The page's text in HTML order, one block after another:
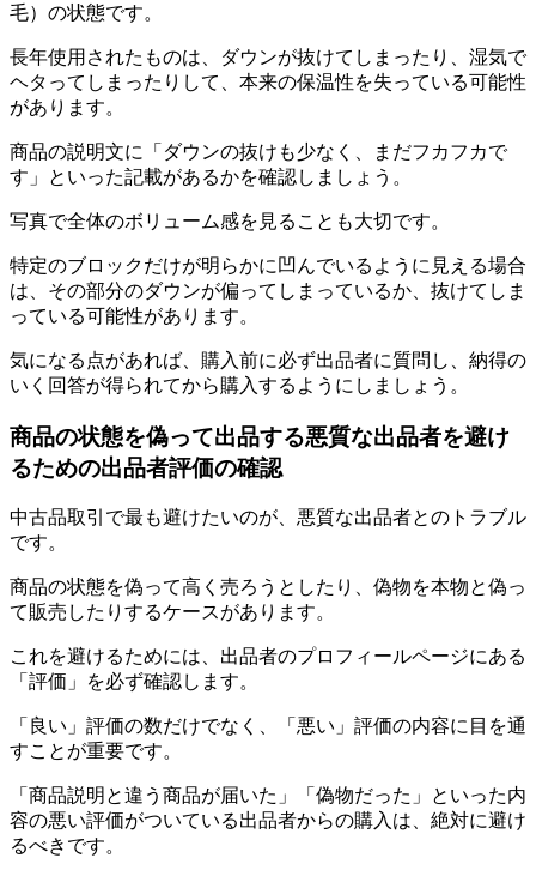
毛）の状態です。
長年使用されたものは、ダウンが抜けてしまったり、湿気で
ヘタってしまったりして、本来の保温性を失っている可能性
があります。
商品の説明文に
「ダウンの抜けも少なく、まだフカフカで
す」といった記載があるかを確認しましょう。
写真で全体のボリューム感を見ることも大切です。
特定のブロックだけが明らかに凹んでいるように見える場合
は、その部分のダウンが偏ってしまっているか、抜けてしま
っている可能性があります。
気になる点があれば、購入前に必ず出品者に質問し、納得の
いく回答が得られてから購入するようにしましょう。
商品の状態を偽って出品する悪質な出品者を避け
るための出品者評価の確認
中古品取引で最も避けたいのが、悪質な出品者とのトラブル
です。
商品の状態を偽って高く売ろうとしたり、偽物を本物と偽っ
て販売したりするケースがあります。
これを避けるためには、出品者のプロフィールページにある
「 評価 」を必ず確認します。
「良い」評価の数だけでなく、
「悪い」評価の内容に目を通
すことが重要です。
「商品説明と違う商品が届いた」「偽物だった」といった内
容の悪い評価がついている出品者からの購入は、 絶対に避け
るべき です。